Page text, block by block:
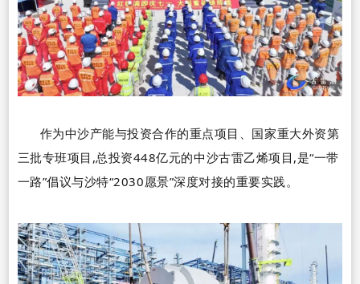
作为中沙产能与投资合作的重点项目、国家重大外资第
三批专班项目,总投资448亿元的中沙古雷乙烯项目,是“一带
一路”倡议与沙特“2030愿景”深度对接的重要实践。